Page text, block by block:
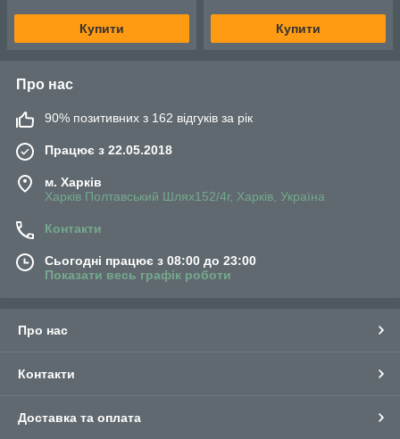
Купити Купити
Про нас
90% позитивних з 162 відгуків за рік
Працює з 22.05.2018
м. Харків
Харків Полтавський Шлях152/4г, Харків, Україна
Контакти
Сьогодні працює з 08:00 до 23:00
Показати весь графік роботи
Про нас
Контакти
Доставка та оплата